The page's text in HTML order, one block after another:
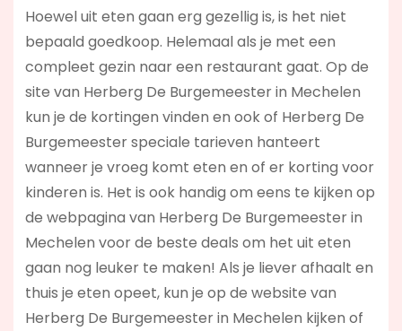
Hoewel uit eten gaan erg gezellig is, is het niet
bepaald goedkoop. Helemaal als je met een
compleet gezin naar een restaurant gaat. Op de
site van Herberg De Burgemeester in Mechelen
kun je de kortingen vinden en ook of Herberg De
Burgemeester speciale tarieven hanteert
wanneer je vroeg komt eten en of er korting voor
kinderen is. Het is ook handig om eens te kijken op
de webpagina van Herberg De Burgemeester in
Mechelen voor de beste deals om het uit eten
gaan nog leuker te maken! Als je liever afhaalt en
thuis je eten opeet, kun je op de website van
Herberg De Burgemeester in Mechelen kijken of